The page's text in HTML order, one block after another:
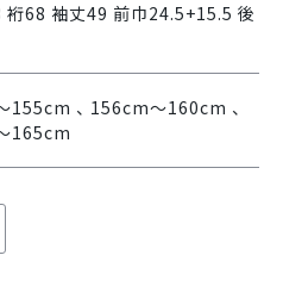
裄68 袖丈49 前巾24.5+15.5 後
155cm 、 156cm〜160cm 、
165cm